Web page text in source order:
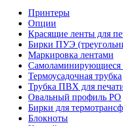
Принтеры
Опции
Красящие ленты для
Бирки ПУЭ
Маркировка лентами
Самоламинирующиеся
Термоусадочная трубка
Трубка ПВХ для
Овальный профиль PO
Бирки для
Блокноты